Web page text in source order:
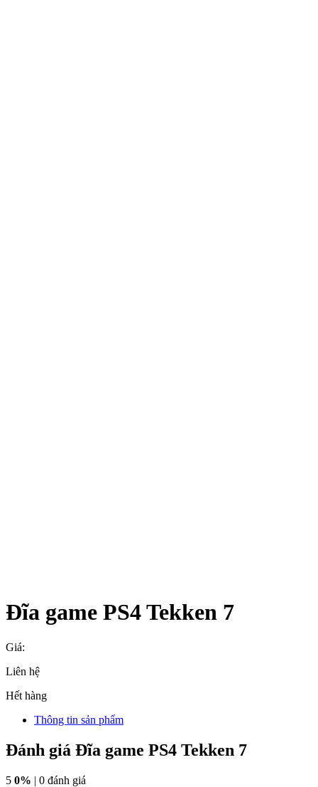
Đĩa game PS4 Tekken 7
Giá:
Liên hệ
Hết hàng
Thông tin sản phẩm
Đánh giá Đĩa game PS4 Tekken 7
5 0% | 0 đánh giá